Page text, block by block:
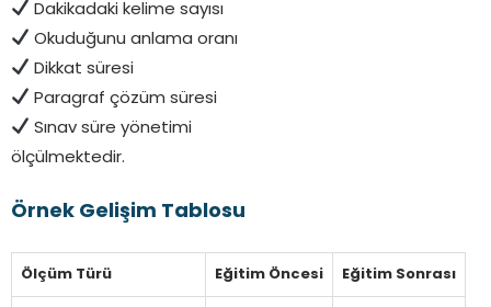
Dakikadaki kelime sayısı
Okuduğunu anlama oranı
Dikkat süresi
Paragraf çözüm süresi
Sınav süre yönetimi
ölçülmektedir.
Örnek Gelişim Tablosu
Ölçüm Türü Eğitim Öncesi Eğitim Sonrası